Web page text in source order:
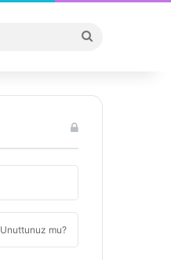
...
Unuttunuz mu?